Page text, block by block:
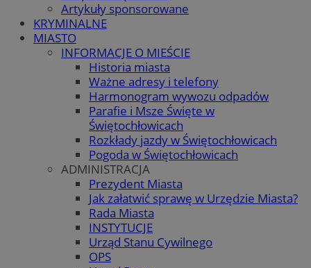
Artykuły sponsorowane
KRYMINALNE
MIASTO
INFORMACJE O MIEŚCIE
Historia miasta
Ważne adresy i telefony
Harmonogram wywozu odpadów
Parafie i Msze Święte w
Świętochłowicach
Rozkłady jazdy w Świętochłowicach
Pogoda w Świętochłowicach
ADMINISTRACJA
Prezydent Miasta
Jak załatwić sprawę w Urzędzie Miasta?
Rada Miasta
INSTYTUCJE
Urząd Stanu Cywilnego
OPS